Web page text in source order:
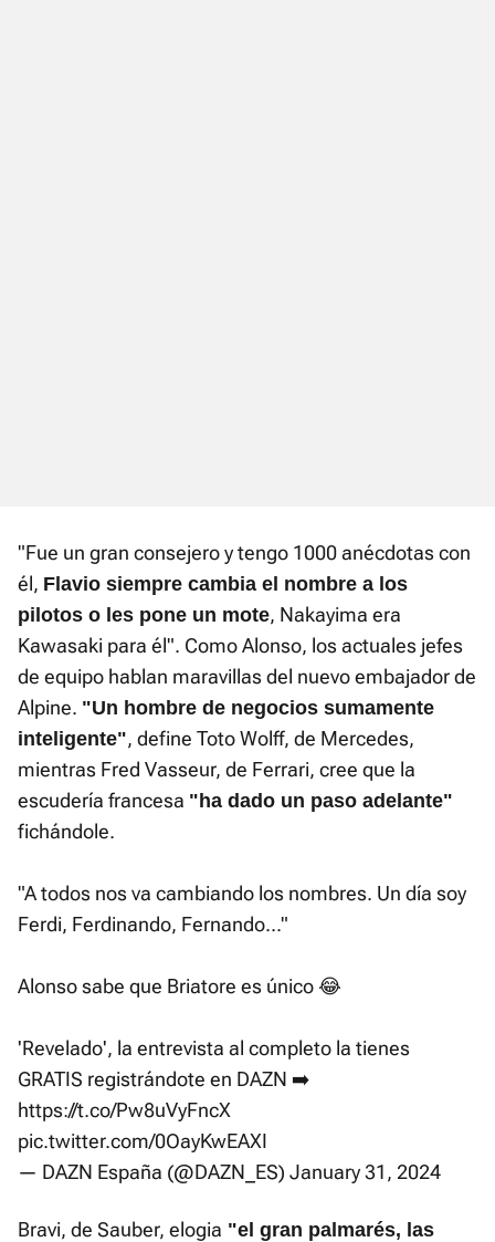
"Fue un gran consejero y tengo 1000 anécdotas con
él, Flavio siempre cambia el nombre a los
pilotos o les pone un mote, Nakayima era
Kawasaki para él". Como Alonso, los actuales jefes
de equipo hablan maravillas del nuevo embajador de
Alpine. "Un hombre de negocios sumamente
inteligente", define Toto Wolff, de Mercedes,
mientras Fred Vasseur, de Ferrari, cree que la
escudería francesa "ha dado un paso adelante"
fichándole.
"A todos nos va cambiando los nombres. Un día soy
Ferdi, Ferdinando, Fernando..."
Alonso sabe que Briatore es único 😂
'Revelado', la entrevista al completo la tienes
GRATIS registrándote en DAZN ➡️
https://t.co/Pw8uVyFncX
pic.twitter.com/0OayKwEAXI
— DAZN España (@DAZN_ES) January 31, 2024
Bravi, de Sauber, elogia "el gran palmarés, las